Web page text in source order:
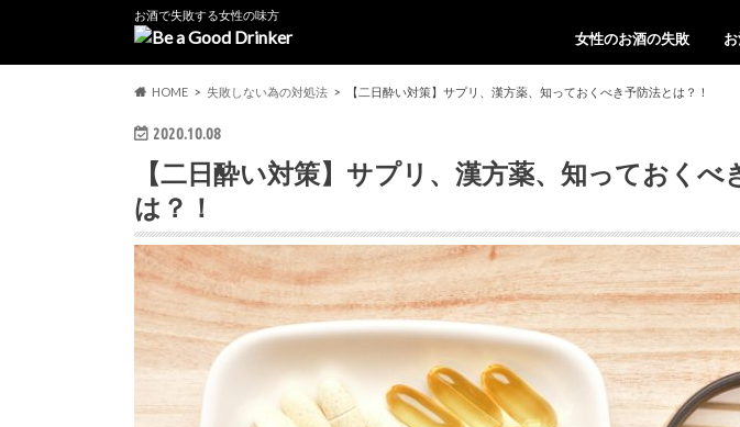
お酒で失敗する女性の味方
女性のお酒の失敗
HOME 失敗しない為の対処法 【二日酔い対策】サプリ、漢方薬、知っておくべき予防法とは？！
2020.10.08
【二日酔い対策】サプリ、漢方薬、知っておくべ
は？！